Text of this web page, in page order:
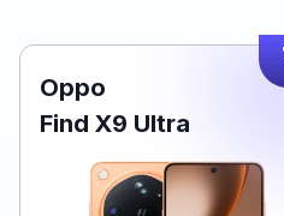
Oppo
Find X9 Ultra